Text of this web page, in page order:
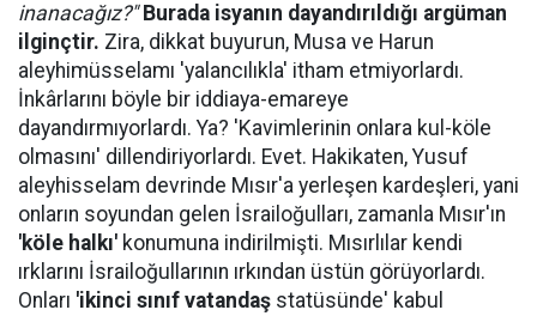
inanacağız?" Burada isyanın dayandırıldığı argüman
ilginçtir. Zira, dikkat buyurun, Musa ve Harun
aleyhimüsselamı 'yalancılıkla' itham etmiyorlardı.
İnkârlarını böyle bir iddiaya-emareye
dayandırmıyorlardı. Ya? 'Kavimlerinin onlara kul-köle
olmasını' dillendiriyorlardı. Evet. Hakikaten, Yusuf
aleyhisselam devrinde Mısır'a yerleşen kardeşleri, yani
onların soyundan gelen İsrailoğulları, zamanla Mısır'ın
'köle halkı' konumuna indirilmişti. Mısırlılar kendi
ırklarını İsrailoğullarının ırkından üstün görüyorlardı.
Onları 'ikinci sınıf vatandaş statüsünde' kabul